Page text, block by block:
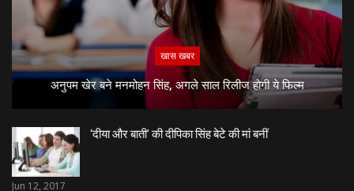
खास खबर
अनुपम खेर बने मनमोहन सिंह, अगले साल रिलीज होगी ये फिल्म
‘दीया और बाती’ की दीपिका सिंह बेटे की मां बनीं
Jun 12, 2017